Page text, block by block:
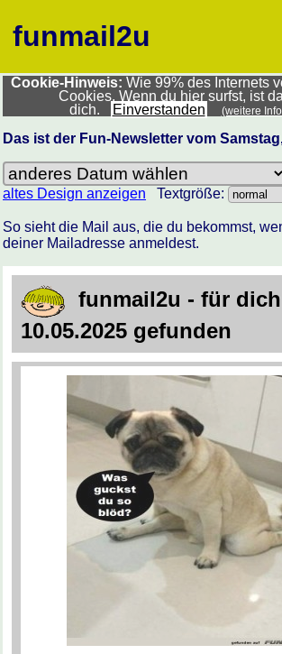
funmail2u
Cookie-Hinweis: Wie 99% des Internets
Cookies. Wenn du hier surfst, ist
dich.
Einverstanden (weitere
Das ist der Fun-Newsletter vom
altes Design anzeigen Textgröße:
So sieht die Mail aus, die du bekommst,
deiner Mailadresse anmeldest.
funmail2u - für
10.05.2025 gefunden